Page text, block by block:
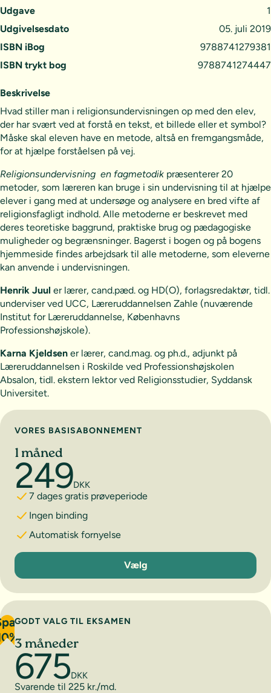
Udgave
1
Udgivelsesdato
05. juli 2019
ISBN iBog
9788741279381
ISBN trykt bog
9788741274447
Beskrivelse
Hvad stiller man i religionsundervisningen op med den elev,
der har svært ved at forstå en tekst, et billede eller et symbol?
Måske skal eleven have en metode, altså en fremgangsmåde,
for at hjælpe forståelsen på vej.
Religionsundervisning  en fagmetodik præsenterer 20
metoder, som læreren kan bruge i sin undervisning til at hjælpe
elever i gang med at undersøge og analysere en bred vifte af
religionsfagligt indhold. Alle metoderne er beskrevet med
deres teoretiske baggrund, praktiske brug og pædagogiske
muligheder og begrænsninger. Bagerst i bogen og på bogens
hjemmeside findes arbejdsark til alle metoderne, som eleverne
kan anvende i undervisningen.
Henrik Juul er lærer, cand.pæd. og HD(O), forlagsredaktør, tidl.
underviser ved UCC, Læreruddannelsen Zahle (nuværende
Institut for Læreruddannelse, Københavns
Professionshøjskole).
Karna Kjeldsen er lærer, cand.mag. og ph.d., adjunkt på
Læreruddannelsen i Roskilde ved Professionshøjskolen
Absalon, tidl. ekstern lektor ved Religionsstudier, Syddansk
Universitet.
Vælg abonnement
VORES BASISABONNEMENT
1 måned
249DKK
7 dages gratis prøveperiode
Ingen binding
Automatisk fornyelse
1 måned
Vælg
GODT VALG TIL EKSAMEN
3 måneder
675DKK
Svarende til 225 kr./md.